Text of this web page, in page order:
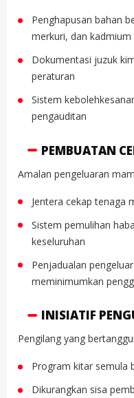
Penghapusan bahan
merkuri, dan kadmium
Dokumentasi juzuk
peraturan
Sistem
pengauditan
PEMBUATAN
Amalan pengeluaran
Jentera cekap tenaga
Sistem pemulihan
keseluruhan
Penjadualan
meminimumkan
INISIATIF
Pengilang yang
Program kitar semula
Dikurangkan sisa